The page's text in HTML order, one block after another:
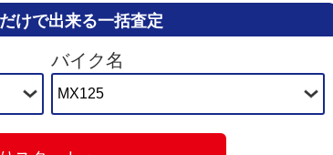
けで出来る一括査定
バイク名